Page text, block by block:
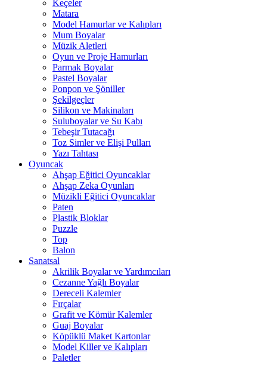
Keçeler
Matara
Model Hamurlar ve Kalıpları
Mum Boyalar
Müzik Aletleri
Oyun ve Proje Hamurları
Parmak Boyalar
Pastel Boyalar
Ponpon ve Şöniller
Şekilgeçler
Silikon ve Makinaları
Suluboyalar ve Su Kabı
Tebeşir Tutacağı
Toz Simler ve Elişi Pulları
Yazı Tahtası
Oyuncak
Ahşap Eğitici Oyuncaklar
Ahşap Zeka Oyunları
Müzikli Eğitici Oyuncaklar
Paten
Plastik Bloklar
Puzzle
Top
Balon
Sanatsal
Akrilik Boyalar ve Yardımcıları
Cezanne Yağlı Boyalar
Dereceli Kalemler
Fırçalar
Grafit ve Kömür Kalemler
Guaj Boyalar
Köpüklü Maket Kartonlar
Model Killer ve Kalıpları
Paletler